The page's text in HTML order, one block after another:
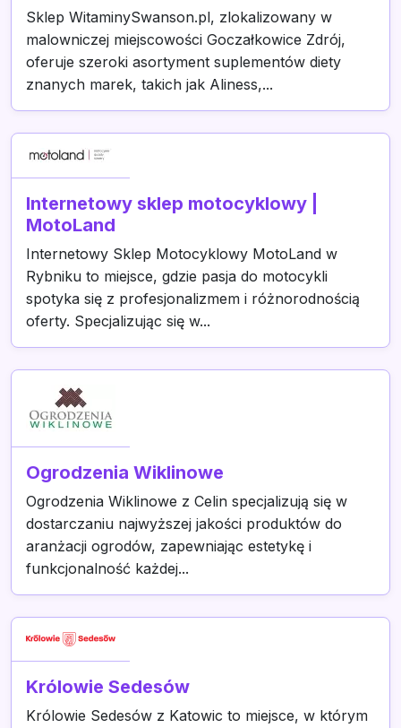
Sklep WitaminySwanson.pl, zlokalizowany w
malowniczej miejscowości Goczałkowice Zdrój,
oferuje szeroki asortyment suplementów diety
znanych marek, takich jak Aliness,...
Internetowy sklep motocyklowy |
MotoLand
Internetowy Sklep Motocyklowy MotoLand w
Rybniku to miejsce, gdzie pasja do motocykli
spotyka się z profesjonalizmem i różnorodnością
oferty. Specjalizując się w...
Ogrodzenia Wiklinowe
Ogrodzenia Wiklinowe z Celin specjalizują się w
dostarczaniu najwyższej jakości produktów do
aranżacji ogrodów, zapewniając estetykę i
funkcjonalność każdej...
Królowie Sedesów
Królowie Sedesów z Katowic to miejsce, w którym